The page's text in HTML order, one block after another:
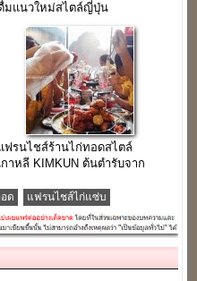
มแนวใหม่สไตล์ญี่ปุ่น
ฟรนไชส์ร้านไก่ทอดสไตล์
กาหลี KIMKUN ต้นตำรับจาก
ด แฟรนไชส์ไก่แซ่บ